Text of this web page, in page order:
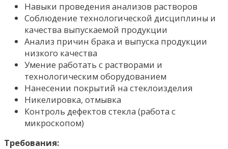
Навыки проведения анализов растворов
Соблюдение технологической дисциплины и
качества выпускаемой продукции
Анализ причин брака и выпуска продукции
низкого качества
Умение работать с растворами и
технологическим оборудованием
Нанесении покрытий на стеклоизделия
Никелировка, отмывка
Контроль дефектов стекла (работа с
микроскопом)
Требования: